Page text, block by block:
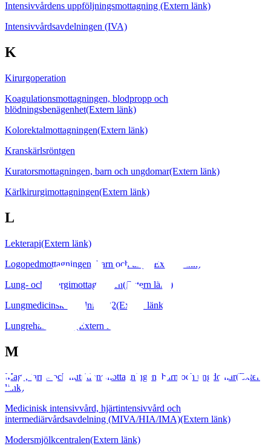
Intensivvårdens uppföljningsmottagning (Extern länk)
Intensivvårdsavdelningen (IVA)
K
Kirurgoperation
Koagulationsmottagningen, blodpropp och
blödningsbenägenhet(Extern länk)
Kolorektalmottagningen(Extern länk)
Kranskärlsröntgen
Kuratorsmottagningen, barn och ungdomar(Extern länk)
Kärlkirurgimottagningen(Extern länk)
L
Lekterapi(Extern länk)
Logopedmottagningen, barn och unga
(Extern länk)
Lung- och allergimottagningen(Extern länk)
Lungmedicinsk avdelning 82(Extern länk)
Lungrehabilitering
(Extern länk)
M
Mag-, tarm- och nutritionsmottagningen, barn och ungdomar(Extern
länk)
Medicinisk intensivvård, hjärtintensivvård och
intermediärvårdsavdelning (MIVA/HIA/IMA)(Extern länk)
Modersmjölkcentralen(Extern länk)